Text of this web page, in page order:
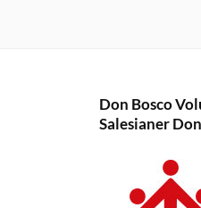
Don Bosco
Salesianer